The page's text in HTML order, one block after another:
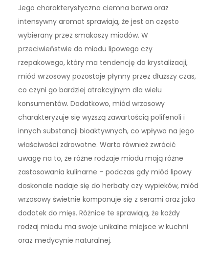
Jego charakterystyczna ciemna barwa oraz
intensywny aromat sprawiają, że jest on często
wybierany przez smakoszy miodów. W
przeciwieństwie do miodu lipowego czy
rzepakowego, który ma tendencję do krystalizacji,
miód wrzosowy pozostaje płynny przez dłuższy czas,
co czyni go bardziej atrakcyjnym dla wielu
konsumentów. Dodatkowo, miód wrzosowy
charakteryzuje się wyższą zawartością polifenoli i
innych substancji bioaktywnych, co wpływa na jego
właściwości zdrowotne. Warto również zwrócić
uwagę na to, że różne rodzaje miodu mają różne
zastosowania kulinarne – podczas gdy miód lipowy
doskonale nadaje się do herbaty czy wypieków, miód
wrzosowy świetnie komponuje się z serami oraz jako
dodatek do mięs. Różnice te sprawiają, że każdy
rodzaj miodu ma swoje unikalne miejsce w kuchni
oraz medycynie naturalnej.